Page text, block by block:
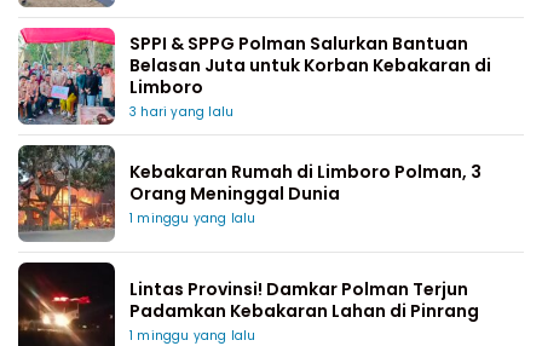
SPPI & SPPG Polman Salurkan Bantuan
Belasan Juta untuk Korban Kebakaran di
Limboro
3 hari yang lalu
Kebakaran Rumah di Limboro Polman, 3
Orang Meninggal Dunia
1 minggu yang lalu
Lintas Provinsi! Damkar Polman Terjun
Padamkan Kebakaran Lahan di Pinrang
1 minggu yang lalu